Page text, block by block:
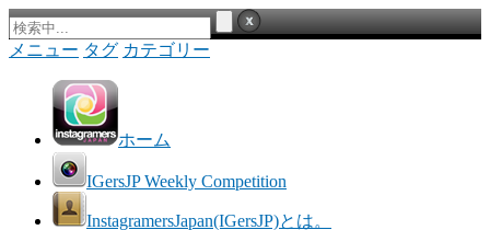
メニュー タグ カテゴリー
ホーム
IGersJP Weekly Competition
InstagramersJapan(IGersJP)とは。